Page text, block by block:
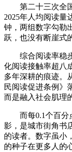
第二十三次全
2025年人均阅读量
钟，两组数字勾勒
跃，也没有断崖式
综合阅读率稳
化阅读接触率超八
多年深耕的痕迹。
民阅读促进条例》
而是融入社会肌理
而每0.1个百
影，是城市街角书
的读者。数字虽小
的种子在更多人的